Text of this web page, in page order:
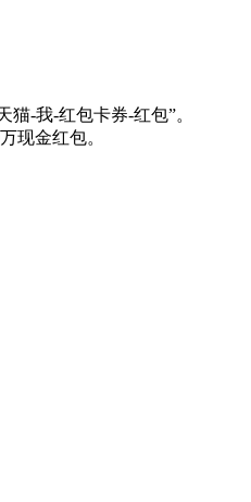
-我-红包卡券-红包”。
现金红包。